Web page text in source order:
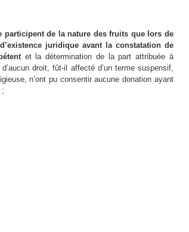
participent de la nature des fruits que lors de
juridique avant la constatation de
et la détermination de la part attribuée à
droit, fût-il affecté d’un terme suspensif,
n’ont pu consentir aucune donation ayant
;